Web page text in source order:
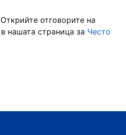
отговорите на
нашата страница за Често
гости